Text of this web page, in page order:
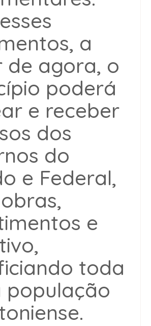
a
de agora, o
poderá
e receber
dos
do
e Federal,
e
toda
população